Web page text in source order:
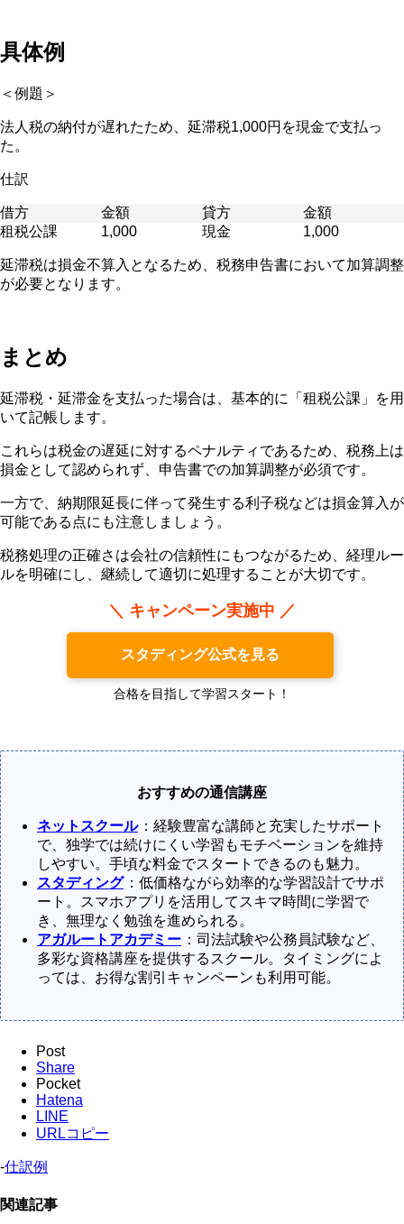
具体例
＜例題＞
法人税の納付が遅れたため、延滞税1,000円を現金で支払っ
た。
仕訳
借方 金額 貸方
金額
租税公課
1,000 現金 1,000
延滞税は損金不算入となるため、税務申告書において加算調整
が必要となります。
まとめ
延滞税・延滞金を支払った場合は、基本的に「租税公課」を用
いて記帳します。
これらは税金の遅延に対するペナルティであるため、税務上は
損金として認められず、申告書での加算調整が必須です。
一方で、納期限延長に伴って発生する利子税などは損金算入が
可能である点にも注意しましょう。
税務処理の正確さは会社の信頼性にもつながるため、経理ルー
ルを明確にし、継続して適切に処理することが大切です。
＼ キャンペーン実施中 ／
スタディング公式を見る
合格を目指して学習スタート！
おすすめの通信講座
ネットスクール ：経験豊富な講師と充実したサポート
で、独学では続けにくい学習もモチベーションを維持
しやすい。手頃な料金でスタートできるのも魅力。
スタディング ：低価格ながら効率的な学習設計でサポ
ート。スマホアプリを活用してスキマ時間に学習で
き、無理なく勉強を進められる。
アガルートアカデミー ：司法試験や公務員試験など、
多彩な資格講座を提供するスクール。タイミングによ
っては、お得な割引キャンペーンも利用可能。
Post
Share
Pocket
Hatena
LINE
URLコピー
-仕訳例
関連記事